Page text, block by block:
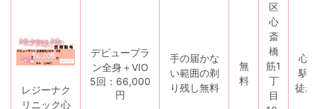
レジーナク
リニック心
デビュープラ
ン全身＋VIO
5回：66,000
円
手の届かな
い範囲の剃
り残し無料
無
料
区
心
斎
橋
筋1
丁
目
心
駅
徒